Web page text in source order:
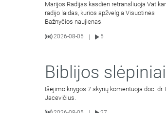
Marijos Radijas kasdien retransliuoja
radijo laidas, kurios apžvelgia Visuotinės
Bažnyčios naujienas.
2026-08-05 5
Biblijos slėpiniai
Išėjimo knygos 7 skyrių komentuoja doc. dr.
Jacevičius.